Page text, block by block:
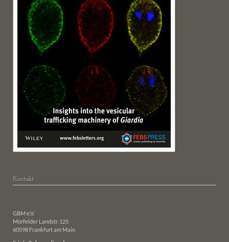
Kontakt
GBM e.V.
Mörfelder Landstr. 125
60598 Frankfurt am Main